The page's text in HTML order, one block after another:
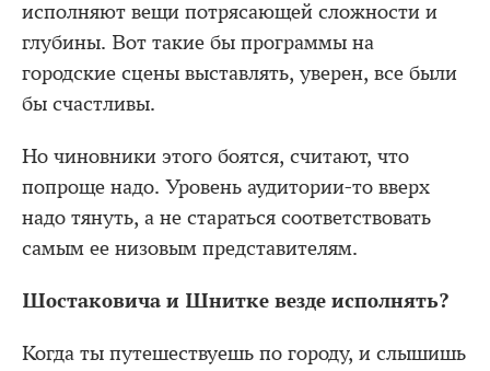
исполняют вещи потрясающей сложности и
глубины. Вот такие бы программы на
городские сцены выставлять, уверен, все были
бы счастливы.
Но чиновники этого боятся, считают, что
попроще надо. Уровень аудитории-то вверх
надо тянуть, а не стараться соответствовать
самым ее низовым представителям.
Шостаковича и Шнитке везде исполнять?
Когда ты путешествуешь по городу, и слышишь